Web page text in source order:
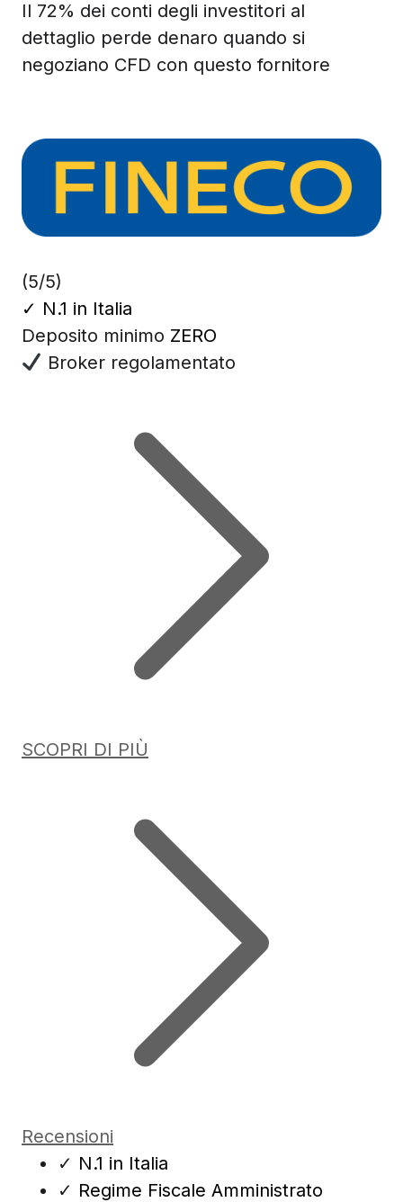
Il 72% dei conti degli investitori al
dettaglio perde denaro quando si
negoziano CFD con questo fornitore
(5/5)
✓ N.1 in Italia
Deposito minimo ZERO
Broker regolamentato
SCOPRI DI PIÙ
Recensioni
✓ N.1 in Italia
✓ Regime Fiscale Amministrato